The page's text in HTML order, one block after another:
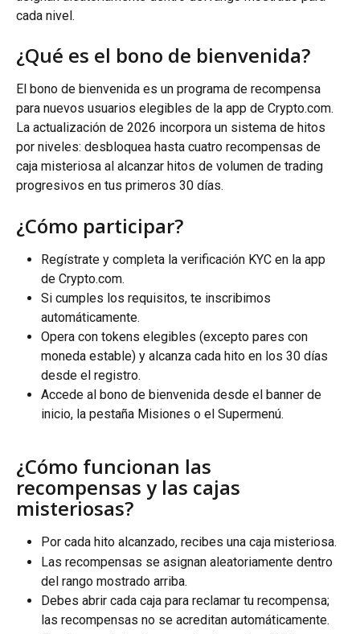
cada nivel.
¿Qué es el bono de bienvenida?
El bono de bienvenida es un programa de recompensa
para nuevos usuarios elegibles de la app de Crypto.com.
La actualización de 2026 incorpora un sistema de hitos
por niveles: desbloquea hasta cuatro recompensas de
caja misteriosa al alcanzar hitos de volumen de trading
progresivos en tus primeros 30 días.
¿Cómo participar?
Regístrate y completa la verificación KYC en la app
de Crypto.com.
Si cumples los requisitos, te inscribimos
automáticamente.
Opera con tokens elegibles (excepto pares con
moneda estable) y alcanza cada hito en los 30 días
desde el registro.
Accede al bono de bienvenida desde el banner de
inicio, la pestaña Misiones o el Supermenú.
¿Cómo funcionan las
recompensas y las cajas
misteriosas?
Por cada hito alcanzado, recibes una caja misteriosa.
Las recompensas se asignan aleatoriamente dentro
del rango mostrado arriba.
Debes abrir cada caja para reclamar tu recompensa;
las recompensas no se acreditan automáticamente.